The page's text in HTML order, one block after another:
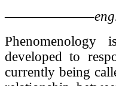
——————–
developed to
currently being